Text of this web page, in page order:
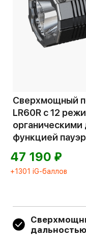
Сверхмощный
LR60R с 12
функцией
47 190 ⃏
+1301 iG-баллов